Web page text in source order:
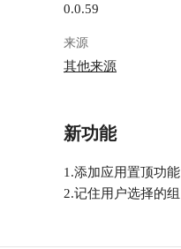
0.0.59
来源
其他来源
新功能
1.添加应用置顶功能
2.记住用户选择的组